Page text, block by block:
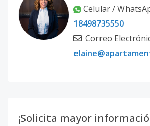
Celular /
18498735550
Correo
¡Solicita mayor